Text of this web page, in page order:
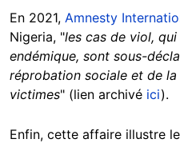
En 2021, Amnesty
Nigeria, "les cas de viol,
endémique, sont sous-
réprobation sociale et de
victimes" (lien archivé ici).
Enfin, cette affaire illustre